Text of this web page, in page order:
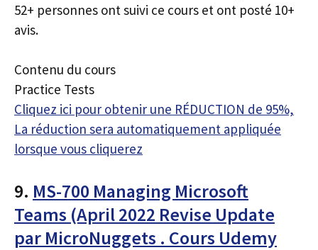
52+ personnes ont suivi ce cours et ont posté 10+
avis.
Contenu du cours
Practice Tests
Cliquez ici pour obtenir une RÉDUCTION de 95%,
La réduction sera automatiquement appliquée
lorsque vous cliquerez
9. MS-700 Managing Microsoft
Teams (April 2022 Revise Update
par MicroNuggets . Cours Udemy